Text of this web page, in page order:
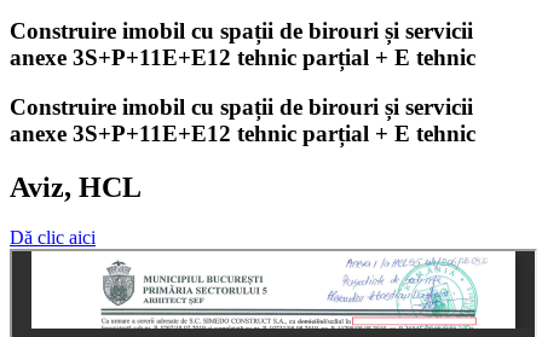
Construire imobil cu spații de birouri și servicii
anexe 3S+P+11E+E12 tehnic parțial + E tehnic
Construire imobil cu spații de birouri și servicii
anexe 3S+P+11E+E12 tehnic parțial + E tehnic
Aviz, HCL
Dă clic aici